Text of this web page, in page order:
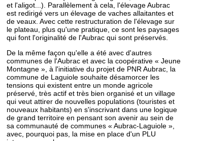
et l'aligot...). Parallèlement à cela, l'élevage Aubrac
est redirigé vers un élevage de vaches allaitantes et
de veaux. Avec cette restructuration de l'élevage sur
le plateau, plus qu'une pratique, ce sont les paysages
qui font l'originalité de l'Aubrac qui sont préservés.
De la même façon qu'elle a été avec d'autres
communes de l'Aubrac et avec la coopérative « Jeune
Montagne », à l'initiative du projet de PNR Aubrac, la
commune de Laguiole souhaite désamorcer les
tensions qui existent entre un monde agricole
préservé, très actif et très bien organisé et un village
qui veut attirer de nouvelles populations (touristes et
nouveaux habitants) en s'inscrivant dans une logique
de grand territoire en pensant son avenir au sein de
sa communauté de communes « Aubrac-Laguiole »,
avec, pourquoi pas, la mise en place d'un PLU